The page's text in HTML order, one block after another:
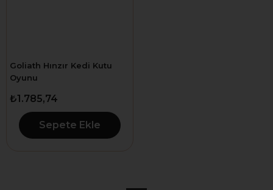
Goliath Hınzır Kedi Kutu
Oyunu
₺1.785,74
Sepete Ekle